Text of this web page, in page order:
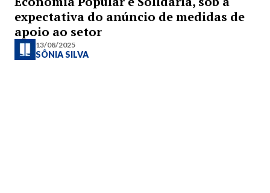
expectativa do anúncio de medidas de
apoio ao setor
13/08/2025
SÔNIA SILVA